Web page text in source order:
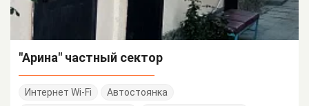
"Арина" частный сектор
Интернет Wi-Fi
Автостоянка